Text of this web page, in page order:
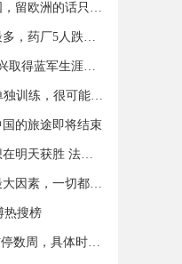
斯塔姆：若范迪克离开利物浦可去美国，留欧洲的话只有皇马可行
德甲身价跌幅榜：萨内下降1500万欧最多，药厂5人跌幅超500万欧
18岁吉乌社媒：欧协联6战全胜，很高兴取得蓝军生涯首个帽子戏法
全市场：小坎比亚索和D-路易斯仍在单独训练，很可能缺战蒙扎
的旅途即将结束
弗里克：尊重西蒙尼但这不妨碍我们想在明天获胜 法蒂可以出战
拉菲尼亚：疲劳是对我们造成影响的最大因素，一切都会过去
热搜榜
加盟1年半就上了32场!阿莫林：芒特伤停数周，具体时间我也不知道